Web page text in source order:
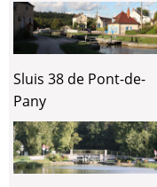
Sluis 38 de Pont-de-
Pany